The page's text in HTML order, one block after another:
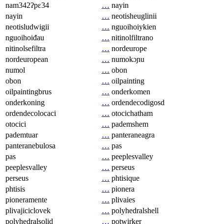
nam342ʔpɛ34
… nayin
nayin
… neotisheuglinii
neotisludwigii
… nguoihoiykien
nguoihoiđau
… nitinolfiltrano
nitinolsefiltra
… nordeurope
nordeuropean
… numokɔɲu
numol
… obon
obon
… oilpainting
oilpaintingbrus
… onderkomen
onderkoning
… ordendecodigosd
ordendecolocaci
… otocichatham
otocici
… pademshem
pademtuar
… panteraneagra
panteranebulosa
… pas
pas
… peeplesvalley
peeplesvalley
… perseus
perseus
… phtisique
phtisis
… pionera
pioneramente
… plivaies
plivajiciclovek
… polyhedralshell
polyhedralsolid
… potwirker